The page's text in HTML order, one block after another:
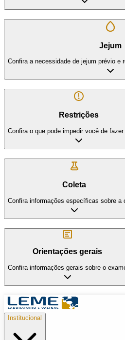
Jejum
Confira a necessidade de jejum prévio e
Restrições
Confira o que pode impedir você de
Coleta
Confira informações específicas sobre a
Orientações gerais
Confira informações gerais sobre o
Institucional